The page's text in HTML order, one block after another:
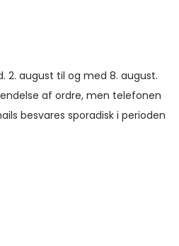
2. august til og med 8. august.
af ordre, men telefonen
besvares sporadisk i perioden